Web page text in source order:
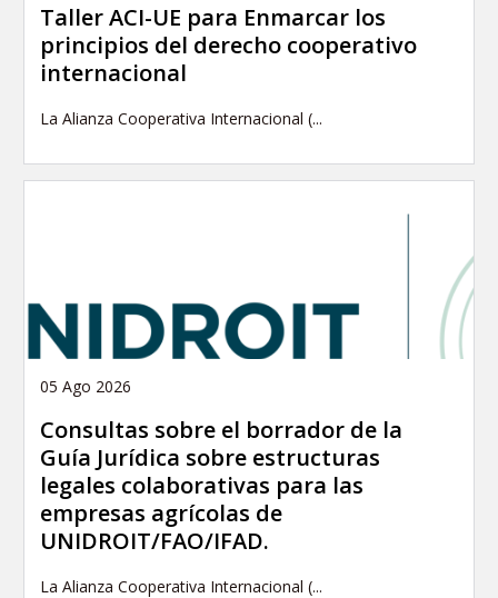
Taller ACI-UE para Enmarcar los
principios del derecho cooperativo
internacional
La Alianza Cooperativa Internacional (...
05 Ago 2026
Consultas sobre el borrador de la
Guía Jurídica sobre estructuras
legales colaborativas para las
empresas agrícolas de
UNIDROIT/FAO/IFAD.
La Alianza Cooperativa Internacional (...